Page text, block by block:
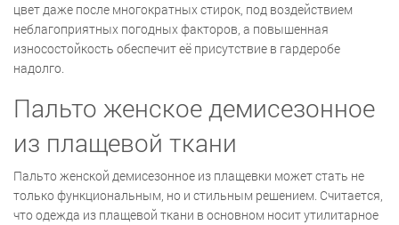
цвет даже после многократных стирок, под воздействием
неблагоприятных погодных факторов, а повышенная
износостойкость обеспечит её присутствие в гардеробе
надолго.
Пальто женское демисезонное
из плащевой ткани
Пальто женской демисезонное из плащевки может стать не
только функциональным, но и стильным решением. Считается,
что одежда из плащевой ткани в основном носит утилитарное